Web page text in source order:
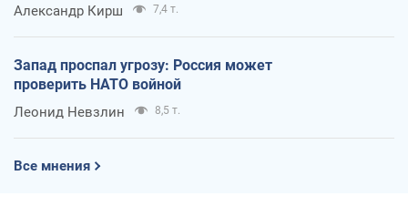
Александр Кирш 7,4 т.
Запад проспал угрозу: Россия может
проверить НАТО войной
Леонид Невзлин 8,5 т.
Все мнения